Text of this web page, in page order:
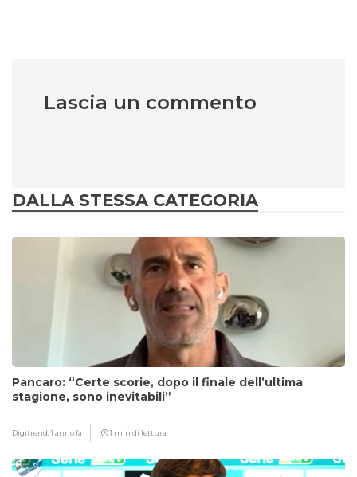
Lascia un commento
DALLA STESSA CATEGORIA
Pancaro: “Certe scorie, dopo il finale dell’ultima
stagione, sono inevitabili”
Digitrend,1 anno fa 1 min di lettura